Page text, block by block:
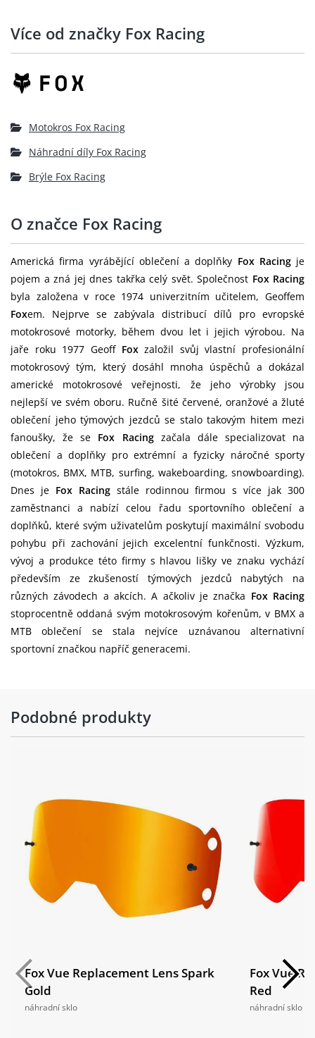
Více od značky Fox Racing
Motokros Fox Racing
Náhradní díly Fox Racing
Brýle Fox Racing
O značce Fox Racing
Americká firma vyrábějící oblečení a doplňky Fox Racingje
pojem a zná jej dnes takřka celý svět. Společnost Fox Racing
byla založena v roce 1974 univerzitním učitelem, Geoffem
Foxem. Nejprve se zabývala distribucí dílů pro evropské
motokrosové motorky, během dvou let i jejich výrobou. Na
jaře roku 1977 Geoff Foxzaložil svůj vlastní profesionální
motokrosový tým, který dosáhl mnoha úspěchů a dokázal
americké motokrosové veřejnosti, že jeho výrobky jsou
nejlepší ve svém oboru. Ručně šité červené, oranžové a žluté
oblečení jeho týmových jezdců se stalo takovým hitem mezi
fanoušky, že se Fox Racingzačala dále specializovat na
oblečení a doplňky pro extrémní a fyzicky náročné sporty
(motokros, BMX, MTB, surfing, wakeboarding, snowboarding).
Dnes je Fox Racingstále rodinnou firmou s více jak 300
zaměstnanci a nabízí celou řadu sportovního oblečení a
doplňků, které svým uživatelům poskytují maximální svobodu
pohybu při zachování jejich excelentní funkčnosti. Výzkum,
vývoj a produkce této firmy s hlavou lišky ve znaku vychází
především ze zkušeností týmových jezdců nabytých na
různých závodech a akcích. A ačkoliv je značka Fox Racing
stoprocentně oddaná svým motokrosovým kořenům, v BMX a
MTB oblečení se stala nejvíce uznávanou alternativní
sportovní značkou napříč generacemi.
Podobné produkty
Fox Vue Replacement Lens Spark
Gold
náhradní sklo
Fox Vue
Red
náhradní sklo